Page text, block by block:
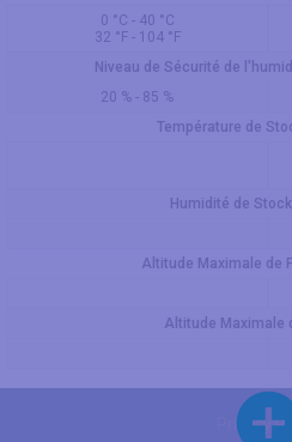
0 °C - 40 °C
32 °F - 104 °F
Niveau de Sécurité de
20 % - 85 %
Température de
Humidité de
Altitude Maximale de
Altitude Maximale
Privacy